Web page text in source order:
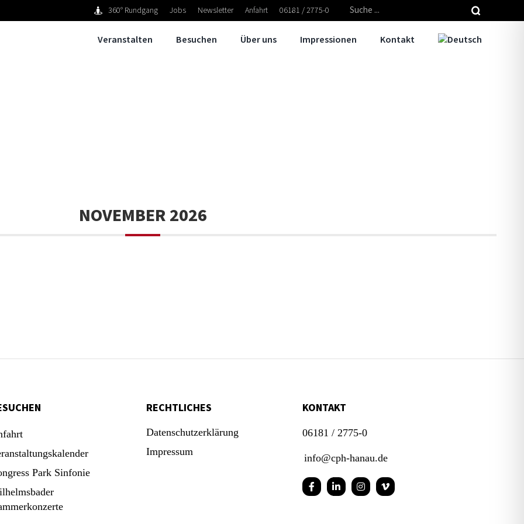
360° Rundgang Jobs Newsletter Anfahrt 06181 / 2775-0
Suche
nach:
Veranstalten Besuchen Über uns Impressionen Kontakt
NOVEMBER 2026
Park Sinfonie
RECHTLICHES
Datenschutzerklärung
Impressum
KONTAKT
06181 / 2775-0
info@cph-hanau.de